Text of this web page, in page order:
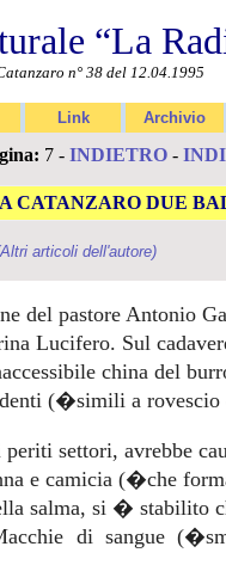
“La
n° 38 del 12.04.1995
Link Archivio
7 - INDIETRO -
CATANZARO DUE
articoli dell'autore)
del pastore Antonio
Lucifero. Sul
china del
(�simili a
settori, avrebbe
e camicia (�che
salma, si � stabilito
di sangue